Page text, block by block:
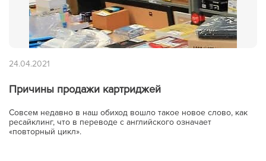
24.04.2021
Причины продажи картриджей
Совсем недавно в наш обиход вошло такое новое слово, как
ресайклинг, что в переводе с английского означает
«повторный цикл».